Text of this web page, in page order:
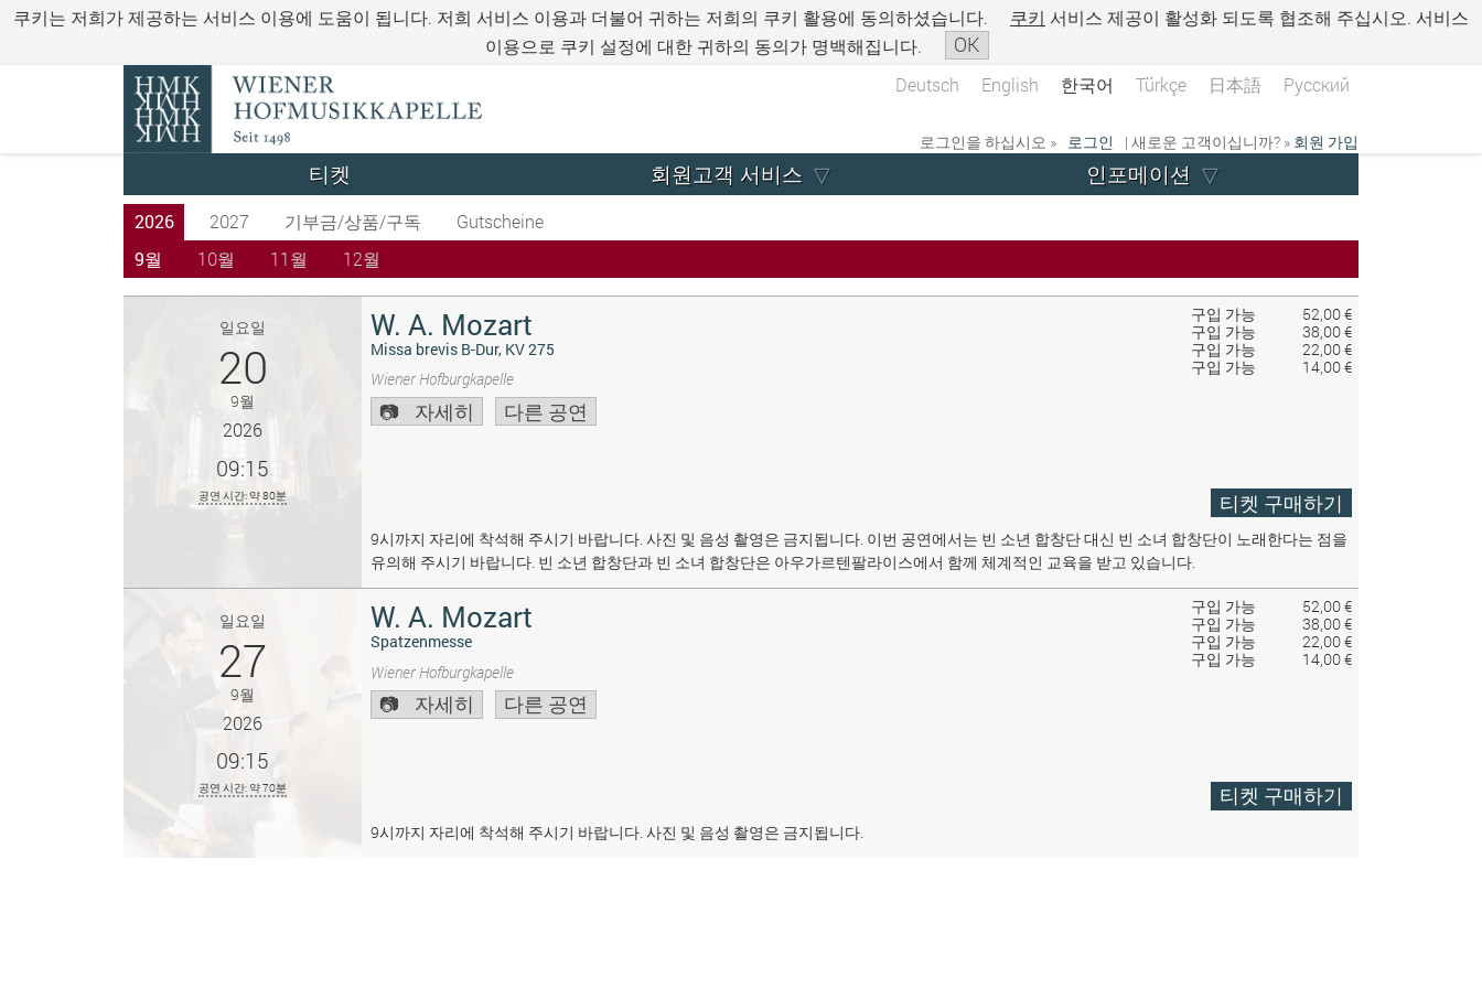
쿠키는 저희가 제공하는 서비스 이용에 도움이 됩니다. 저희 서비스 이용과 더불어 귀하는 저희의 쿠키 활용에 동의하셨습니다. 쿠키 서비스 제공이 활성화 되도록 협조해 주십시오. 서비스
이용으로 쿠키 설정에 대한 귀하의 동의가 명백해집니다.
OK
Deutsch English 한국어 Türkçe 日本語 Русский
로그인을 하십시오 » 로그인 | 새로운 고객이십니까? » 회원 가입
티켓 회원고객 서비스 인포메이션
2026 2027 기부금/상품/구독
Gutscheine
9월
10월 11월 12월
구입 가능
52,00 €
구입 가능
38,00 €
구입 가능
22,00 €
구입 가능
14,00 €
일요일
20
9월
2026
09:15
공연 시간: 약 80분
W. A. Mozart
Missa brevis B-Dur, KV 275
Wiener Hofburgkapelle
자세히 다른 공연
티켓 구매하기
9시까지 자리에 착석해 주시기 바랍니다. 사진 및 음성 촬영은 금지됩니다. 이번 공연에서는 빈 소년 합창단 대신 빈 소녀 합창단이 노래한다는 점을
유의해 주시기 바랍니다. 빈 소년 합창단과 빈 소녀 합창단은 아우가르텐팔라이스에서 함께 체계적인 교육을 받고 있습니다.
구입 가능
52,00 €
구입 가능
38,00 €
구입 가능
22,00 €
구입 가능
14,00 €
일요일
27
9월
2026
09:15
공연 시간: 약 70분
W. A. Mozart
Spatzenmesse
Wiener Hofburgkapelle
자세히 다른 공연
티켓 구매하기
9시까지 자리에 착석해 주시기 바랍니다. 사진 및 음성 촬영은 금지됩니다.